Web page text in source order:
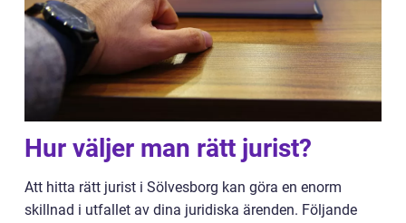
Hur väljer man rätt jurist?
Att hitta rätt jurist i Sölvesborg kan göra en enorm
skillnad i utfallet av dina juridiska ärenden. Följande